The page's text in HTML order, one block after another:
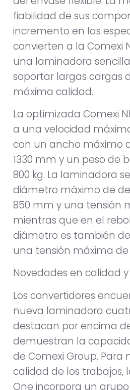
fiabilidad de sus
incremento en las
convierten a la Comexi
una laminadora
soportar largas cargas
máxima calidad.
La optimizada Comexi
a una velocidad
con un ancho máximo
1330 mm y un peso de
800 kg. La laminadora
diámetro máximo de
850 mm y una tensión
mientras que en el
diámetro es también
una tensión máxima de
Novedades en calidad
Los convertidores
nueva laminadora
destacan por encima
demuestran la
de Comexi Group. Para
calidad de los trabajos,
One incorpora un